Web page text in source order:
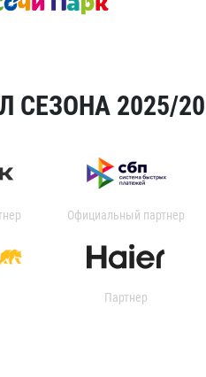
2025/
Официальный партнер
Партнер